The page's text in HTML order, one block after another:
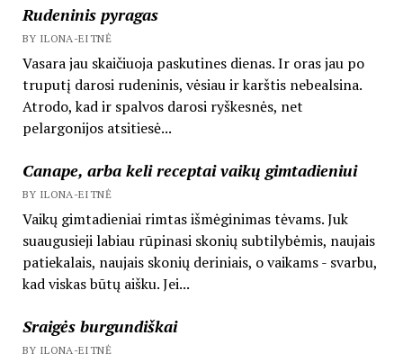
Rudeninis pyragas
BY ILONA-EITNĖ
Vasara jau skaičiuoja paskutines dienas. Ir oras jau po
truputį darosi rudeninis, vėsiau ir karštis nebealsina.
Atrodo, kad ir spalvos darosi ryškesnės, net
pelargonijos atsitiesė...
Canape, arba keli receptai vaikų gimtadieniui
BY ILONA-EITNĖ
Vaikų gimtadieniai rimtas išmėginimas tėvams. Juk
suaugusieji labiau rūpinasi skonių subtilybėmis, naujais
patiekalais, naujais skonių deriniais, o vaikams - svarbu,
kad viskas būtų aišku. Jei...
Sraigės burgundiškai
BY ILONA-EITNĖ